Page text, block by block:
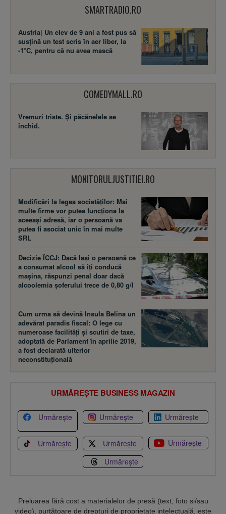
SMARTRADIO.RO
Austria| Un elev de 9 ani a fost pus să
susţină un test scris în aer liber, la
-1°C, pentru că nu avea mască
COMEDYMALL.RO
Vremuri triste. Şi păcănelele se
închid.
MONITORULJUSTITIEI.RO
Modificări la legea societăţilor: Mai
multe firme vor putea funcţiona la
aceeaşi adresă, iar o persoană va
putea fi asociat unic în mai multe
SRL
Decizie ÎCCJ: Dacă laşi o persoană ce
a consumat alcool să îţi conducă
maşina, răspunzi penal doar dacă
alcoolemia şoferului trece de 0,80 g/l
Cum urma să devină Insula Belina un
adevărat paradis fiscal: O lege cu
numeroase facilităţi şi scutiri de taxe,
adoptată de Parlament în aprilie 2019,
a fost declarată ulterior
neconstituţională
URMĂREȘTE BUSINESS MAGAZIN
Urmărește Urmărește Urmărește
Urmărește Urmărește
Urmărește
Urmărește
Preluarea fără cost a materialelor de presă (text, foto si/sau
video), purtătoare de drepturi de proprietate intelectuală, este